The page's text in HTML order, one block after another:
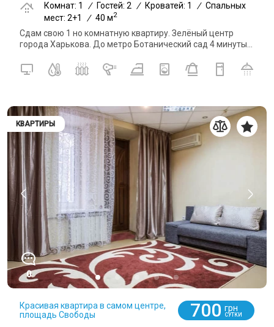
Комнат: 1
/ Гостей: 2 / Кроватей: 1 / Спальных
мест: 2+1
/ 40 м2
Сдам свою 1 но комнатную квартиру. Зелёный центр
города Харькова. До метро Ботанический сад 4 минуты...
КВАРТИРЫ
0
Красивая квартира в самом центре,
площадь Свободы
700 грн
СУТКИ